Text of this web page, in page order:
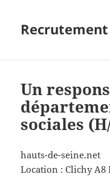
Recrutement
Un
sociales
hauts-de-seine.net
Location :Clichy A8